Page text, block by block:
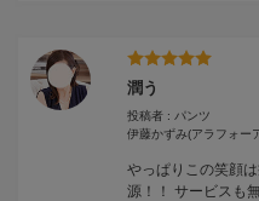
潤う
投稿者 : パンツ
伊藤かずみ(アラフォー
やっぱりこの笑顔
源！！ サービスも